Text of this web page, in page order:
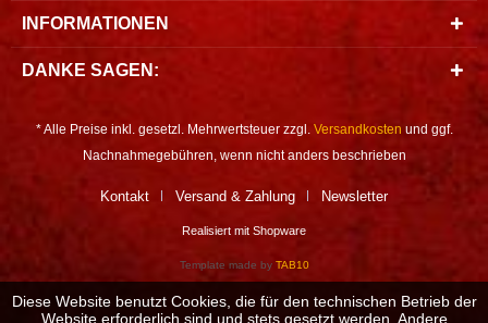
INFORMATIONEN
DANKE SAGEN:
* Alle Preise inkl. gesetzl. Mehrwertsteuer zzgl. Versandkosten und ggf.
Nachnahmegebühren, wenn nicht anders beschrieben
Kontakt Versand & Zahlung Newsletter
Realisiert mit Shopware
Template made by TAB10
Diese Website benutzt Cookies, die für den technischen Betrieb der
Website erforderlich sind und stets gesetzt werden. Andere